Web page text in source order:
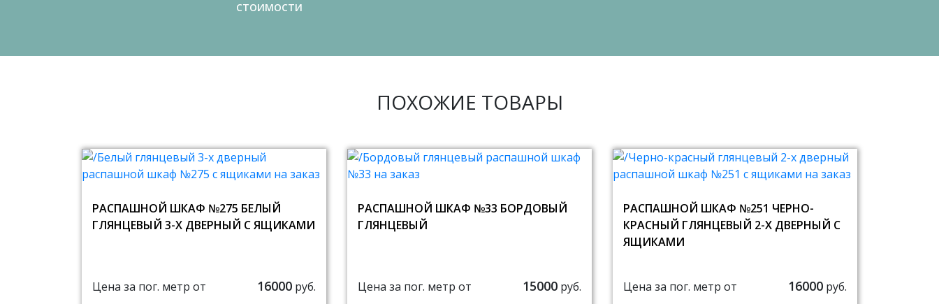
СТОИМОСТИ
ПОХОЖИЕ ТОВАРЫ
РАСПАШНОЙ ШКАФ №275 БЕЛЫЙ
ГЛЯНЦЕВЫЙ 3-Х ДВЕРНЫЙ С ЯЩИКАМИ
Цена за пог. метр от 16000 руб.
РАСПАШНОЙ ШКАФ №33 БОРДОВЫЙ
ГЛЯНЦЕВЫЙ
Цена за пог. метр от 15000 руб.
РАСПАШНОЙ ШКАФ №251 ЧЕРНО-
КРАСНЫЙ ГЛЯНЦЕВЫЙ 2-Х ДВЕРНЫЙ С
ЯЩИКАМИ
Цена за пог. метр от 16000 руб.